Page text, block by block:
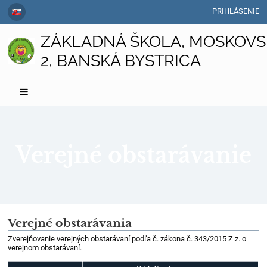
PRIHLÁSENIE
ZÁKLADNÁ ŠKOLA,
2, BANSKÁ BYSTRICA
Verejné
obstarávanie
Verejné obstarávania
Zverejňovanie verejných obstarávaní podľa č. zákona č. 343/2015 Z.z. o
verejnom obstarávaní.